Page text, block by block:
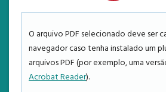
CADASTRO
PESQUISA
ATUAL
ANTERIORES
O arquivo PDF selecionado deve ser
navegador caso tenha instalado um
arquivos PDF (por exemplo, uma
Acrobat Reader).